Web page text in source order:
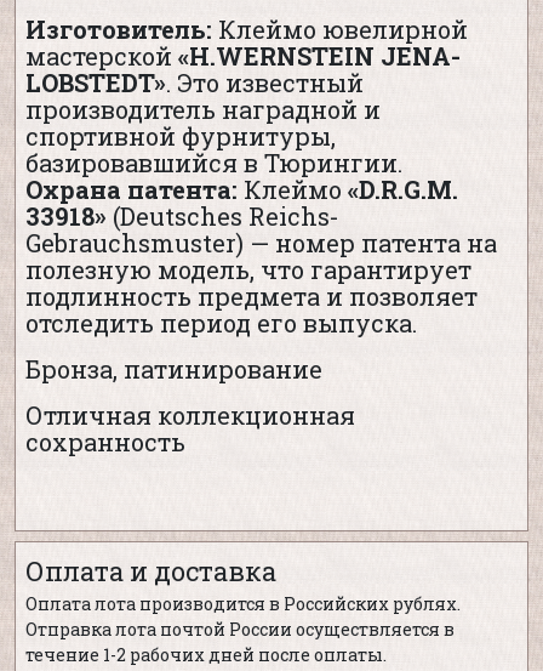
Изготовитель: Клеймо ювелирной
мастерской «H.WERNSTEIN JENA-
LOBSTEDT». Это известный
производитель наградной и
спортивной фурнитуры,
базировавшийся в Тюрингии.
Охрана патента: Клеймо «D.R.G.M.
33918» (Deutsches Reichs-
Gebrauchsmuster) — номер патента на
полезную модель, что гарантирует
подлинность предмета и позволяет
отследить период его выпуска.
Бронза, патинирование
Отличная коллекционная
сохранность
Оплата и доставка
Оплата лота производится в Российских рублях.
Отправка лота почтой России осуществляется в
течение 1-2 рабочих дней после оплаты.